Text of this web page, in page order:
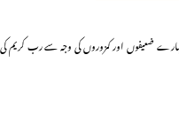
ضعیفوں اور کمزوروں کی وجہ سے رب کریم کی